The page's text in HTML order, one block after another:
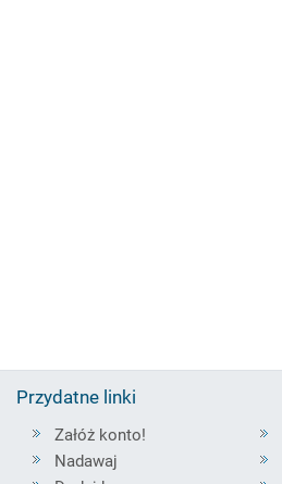
Przydatne linki
Załóż konto!
Nadawaj